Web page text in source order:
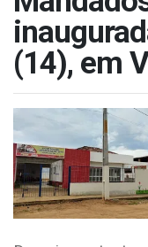
(14), em